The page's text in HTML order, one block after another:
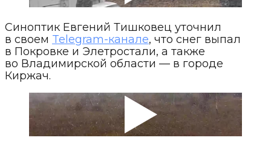
Синоптик Евгений Тишковец уточнил
в своем Telegram-канале, что снег выпал
в Покровке и Элетростали, а также
во Владимирской области — в городе
Киржач.